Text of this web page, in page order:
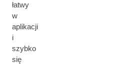
łatwy
w
aplikacji
i
szybko
się